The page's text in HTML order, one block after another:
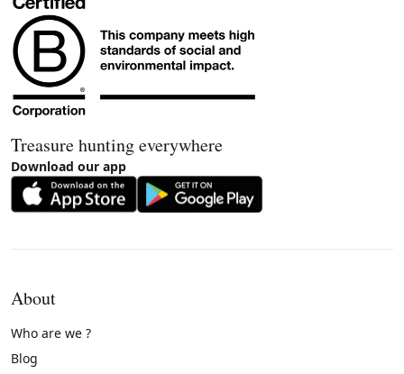
Treasure hunting everywhere
Download our app
About
Who are we ?
Blog